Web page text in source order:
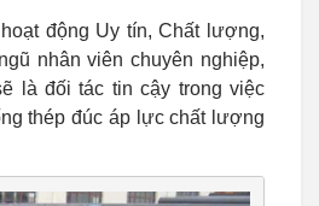
động Uy tín, Chất lượng,
nhân viên chuyên nghiệp,
là đối tác tin cậy trong việc
thép đúc áp lực chất lượng